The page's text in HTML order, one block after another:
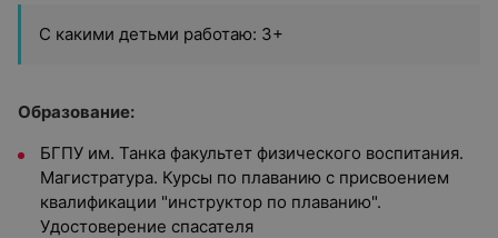
С какими детьми работаю: 3+
Образование:
БГПУ им. Танка факультет физического воспитания.
Магистратура. Курсы по плаванию с присвоением
квалификации "инструктор по плаванию".
Удостоверение спасателя